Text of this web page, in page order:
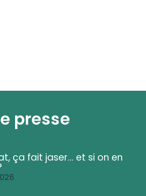
presse
ça fait jaser... et si on en